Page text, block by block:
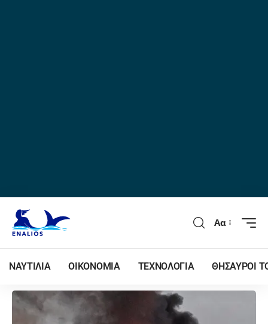
Αα
ΝΑΥΤΙΛΙΑ ΟΙΚΟΝΟΜΙΑ ΤΕΧΝΟΛΟΓΙΑ ΘΗΣΑΥΡΟΙ